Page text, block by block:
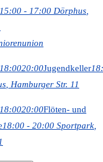
15:00 - 17:00 Dörphus
18:0020:00Jugendkeller
, Hamburger Str. 11
18:0020:00Flöten- und
18:00 - 20:00 Sportpark